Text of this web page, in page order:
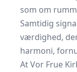
som om
Samtidig
værdighed,
harmoni,
At Vor Frue